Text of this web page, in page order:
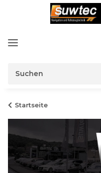
Startseite